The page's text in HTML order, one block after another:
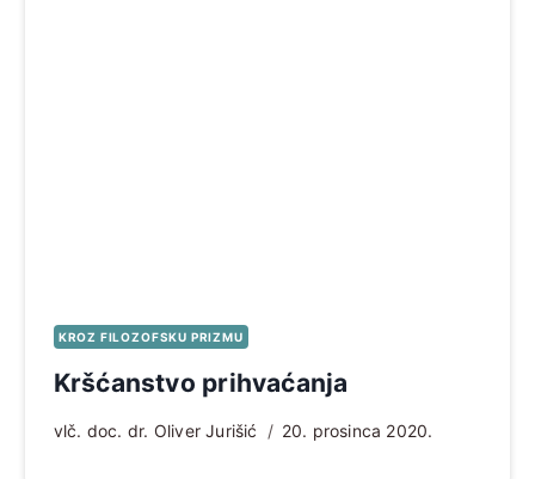
KROZ FILOZOFSKU PRIZMU
Kršćanstvo prihvaćanja
vlč. doc. dr. Oliver Jurišić 20. prosinca 2020.